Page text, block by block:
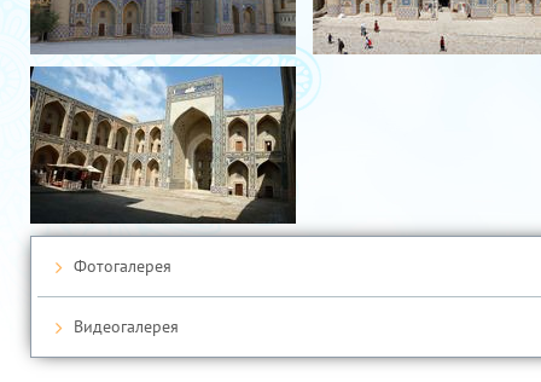
Фотогалерея
Видеогалерея